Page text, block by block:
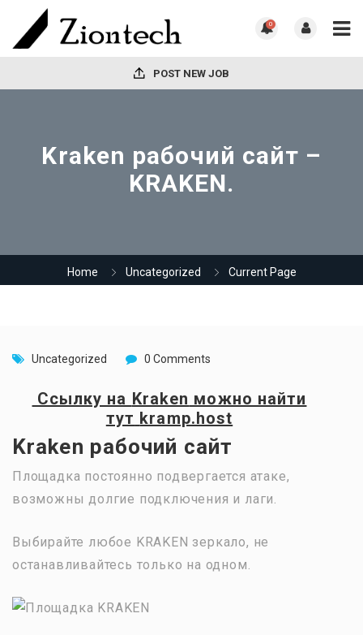
0
POST NEW JOB
Kraken рабочий сайт –
KRAKEN.
Home Uncategorized Current Page
Uncategorized 0 Comments
Ссылку на Kraken можно найти
тут kramp.host
Kraken рабочий сайт
Площадка постоянно подвергается атаке,
возможны долгие подключения и лаги.
Выбирайте любое KRAKEN зеркало, не
останавливайтесь только на одном.